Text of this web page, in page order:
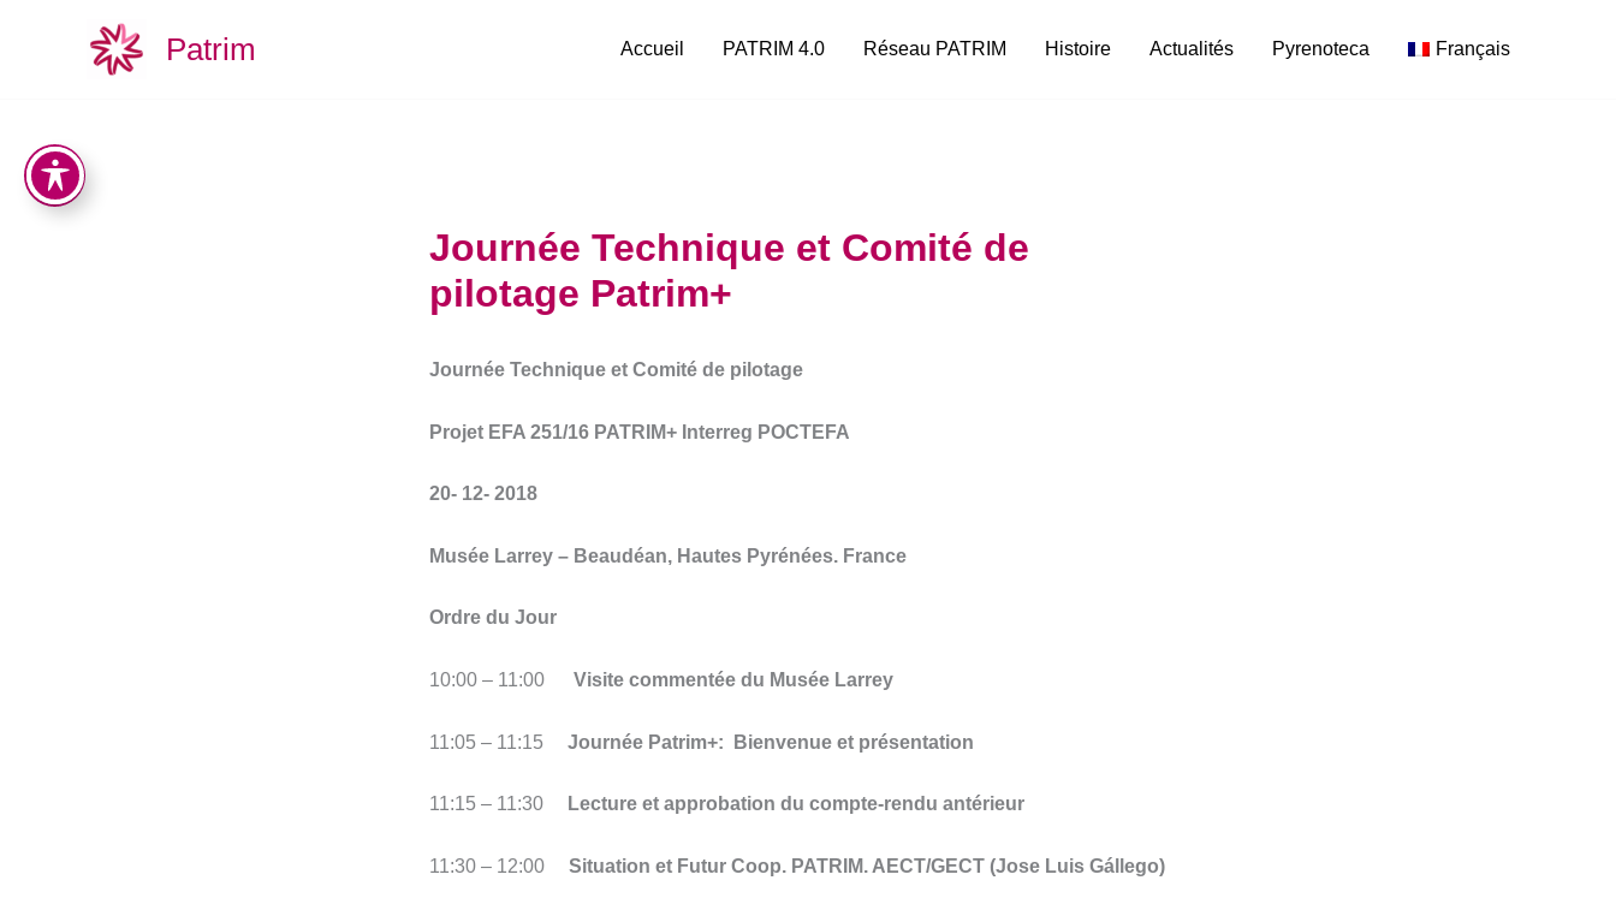
Patrim Accueil PATRIM 4.0 Réseau PATRIM Histoire Actualités Pyrenoteca Français
Journée Technique et Comité de
pilotage Patrim+
Journée Technique et Comité de pilotage
Projet EFA 251/16 PATRIM+ Interreg POCTEFA
20- 12- 2018
Musée Larrey – Beaudéan, Hautes Pyrénées. France
Ordre du Jour
10:00 – 11:00 Visite commentée du Musée Larrey
11:05 – 11:15 Journée Patrim+: Bienvenue et présentation
11:15 – 11:30 Lecture et approbation du compte-rendu antérieur
11:30 – 12:00 Situation et Futur Coop. PATRIM. AECT/GECT (Jose Luis Gállego)